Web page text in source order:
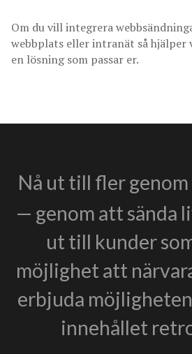
Om du vill integrera
webbplats eller intranät så hjälper
en lösning som passar er.
Nå ut till fler
— genom att sända
ut till kunder
möjlighet att
erbjuda
innehållet